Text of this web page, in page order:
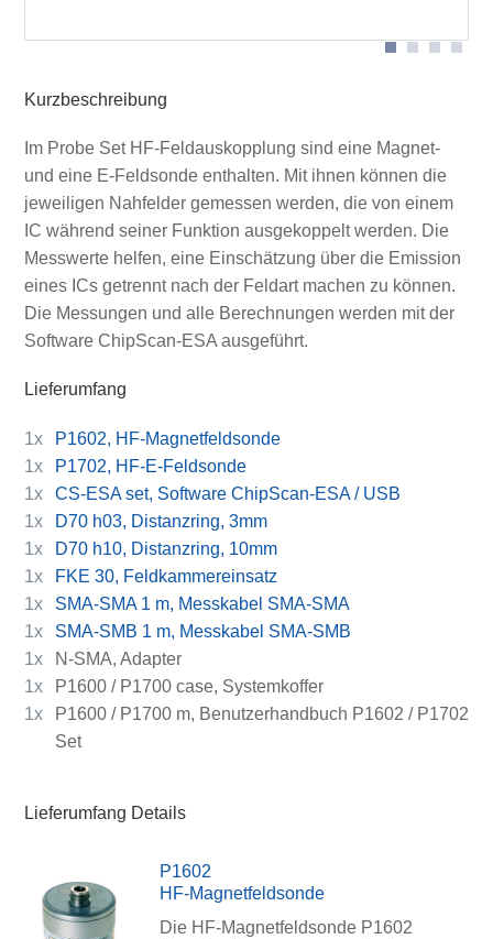
Kurzbeschreibung
Im Probe Set HF-Feldauskopplung sind eine Magnet-
und eine E-Feldsonde enthalten. Mit ihnen können die
jeweiligen Nahfelder gemessen werden, die von einem
IC während seiner Funktion ausgekoppelt werden. Die
Messwerte helfen, eine Einschätzung über die Emission
eines ICs getrennt nach der Feldart machen zu können.
Die Messungen und alle Berechnungen werden mit der
Software ChipScan-ESA ausgeführt.
Lieferumfang
1x
P1602, HF-Magnetfeldsonde
1x
P1702, HF-E-Feldsonde
1x
CS-ESA set, Software ChipScan-ESA / USB
1x
D70 h03, Distanzring, 3mm
1x
D70 h10, Distanzring, 10mm
1x
FKE 30, Feldkammereinsatz
1x
SMA-SMA 1 m, Messkabel SMA-SMA
1x
SMA-SMB 1 m, Messkabel SMA-SMB
1x
N-SMA, Adapter
1x
P1600 / P1700 case, Systemkoffer
1x
P1600 / P1700 m, Benutzerhandbuch P1602 / P1702
Set
Lieferumfang Details
P1602
HF-Magnetfeldsonde
Die HF-Magnetfeldsonde P1602